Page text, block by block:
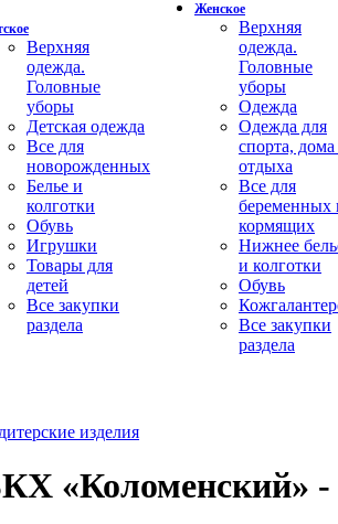
Верхняя
одежда.
Головные
уборы
Детская одежда
Все для
новорожденных
Белье и
колготки
Обувь
Игрушки
Товары для
детей
Все закупки
раздела
Женское
Верхняя
одежда.
Головные
уборы
Одежда
Одежда для
спорта,
отдыха
Все для
беременных
кормящих
Нижнее
и колготки
Обувь
Все закупки
раздела
изделия
«Коломенский»